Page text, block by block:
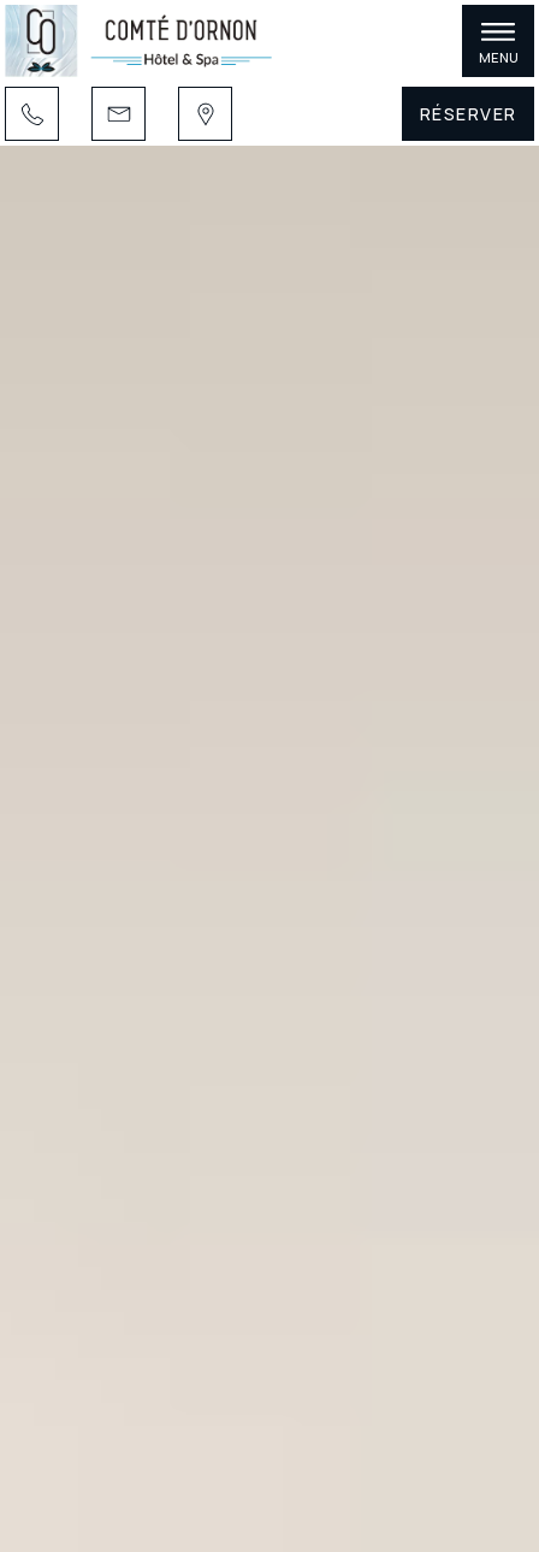
MENU
RÉSERVER